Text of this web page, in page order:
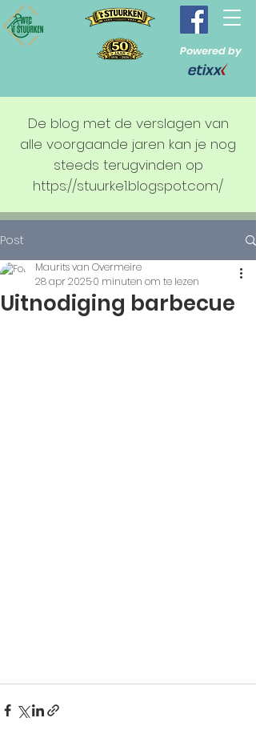
Powered by
De blog met de verslagen van
alle voorgaande jaren kan je nog
steeds terugvinden op
https://stuurke1.blogspot.com/
Post
Uitnodiging barbecue
Maurits van Overmeire
28 apr 20250 minuten om te lezen